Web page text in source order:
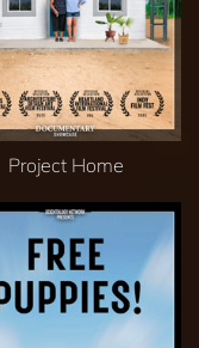
Project Home